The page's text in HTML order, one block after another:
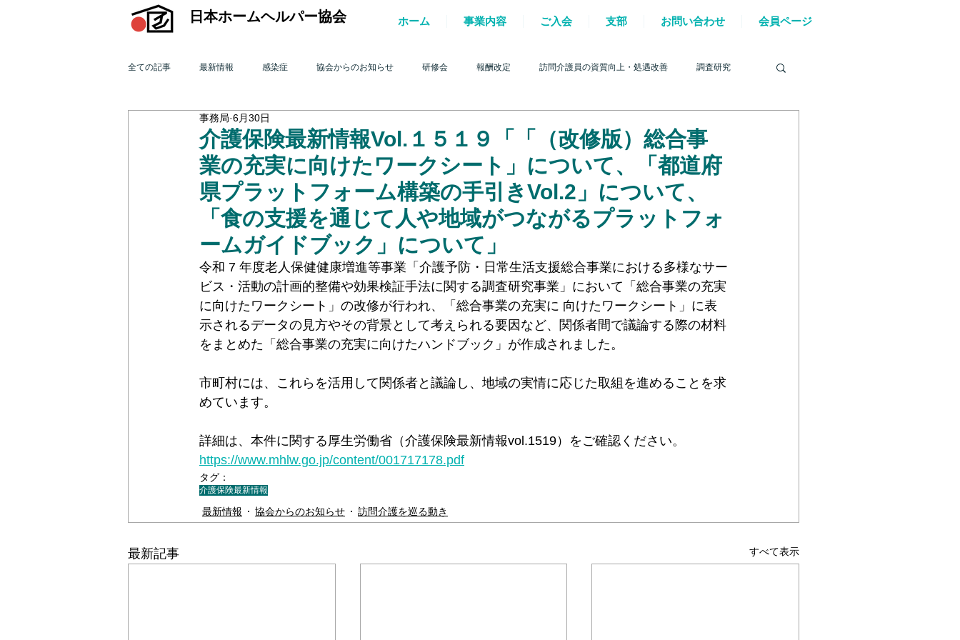
日本ホームヘルパー協会 ホーム 事業内容 ご入会 支部 お問い合わせ 会員ページ
全ての記事 最新情報 感染症 協会からのお知らせ 研修会 報酬改定 訪問介護員の資質向上・処遇改善 調査研究
機関誌「ホームヘルパー」
2015年 訪問介護を巡る動き 2014年 訪問介護を巡る動き 2013年 訪問介護を巡る動き 2012年 訪問介護を巡る動き
2011年 訪問介護を巡る動き 2010年 訪問介護を巡る動き 2009年 訪問介護を巡る動き
機関誌「ホームヘルパー」2022 テスト ＊機関誌「ホームヘルパー」2023 令和6年能登半島地震
＊＊機関誌「ホームヘルパー」2024 ＊＊＊機関誌「ホームヘルパー」2025 会員様限定ブログ 機関誌ホームヘルパーWEB
介護保険最新情報Vol.１５１９「「（改修版）総合事
業の充実に向けたワークシート」について、「都道府
県プラットフォーム構築の手引きVol.2」について、
「食の支援を通じて人や地域がつながるプラットフォ
ームガイドブック」について」
事務局 6月30日
令和 7 年度老人保健健康増進等事業「介護予防・日常生活支援総合事業における多様なサー
ビス・活動の計画的整備や効果検証手法に関する調査研究事業」において「総合事業の充実
に向けたワークシート」の改修が行われ、「総合事業の充実に 向けたワークシート」に表
示されるデータの見方やその背景として考えられる要因など、関係者間で議論する際の材料
をまとめた「総合事業の充実に向けたハンドブック」が作成されました。
市町村には、これらを活用して関係者と議論し、地域の実情に応じた取組を進めることを求
めています。
詳細は、本件に関する厚生労働省（介護保険最新情報vol.1519）をご確認ください。
https://www.mhlw.go.jp/content/001717178.pdf
タグ：
介護保険最新情報
最新情報 協会からのお知らせ 訪問介護を巡る動き
最新記事 すべて表示